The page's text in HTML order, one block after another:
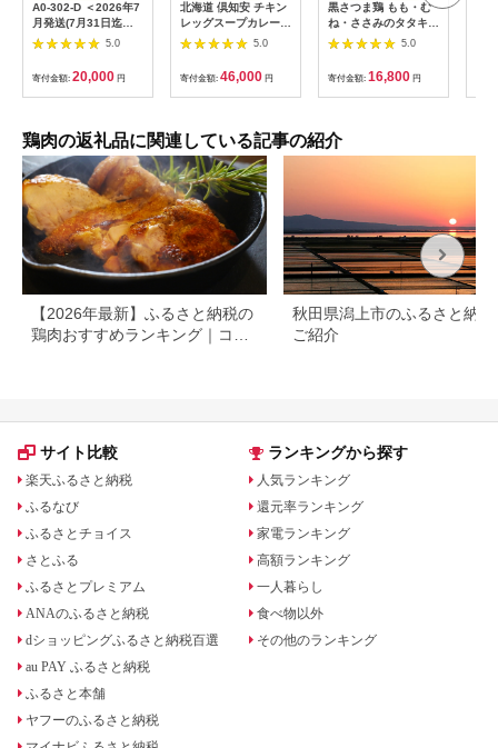
A0-302-D ＜2026年7
月発送(7月31日迄に
発送)＞三世代続く鶏
肉店の鶏刺し(計
2kg・200g×10パッ
ク)【海江田鶏肉店】
霧島市 鹿児島 国産 鳥
ムネ もも肉 むね肉 胸
肉 タタキ 刺身 セット
真空パック 醤油付き
おつまみ
5.0
寄付金額: 20,000 円
北海道 倶知安 チキン
レッグスープカレー
300g 20個 中辛 レト
ルト 食品 加工品 時短
チキン スープ カレー
詰め合わせ 野菜 じゃ
がいも 【お肉・加工
5.0
寄付金額: 46,000 円
黒さつま鶏 もも・む
ね・ささみのタタキセ
ット【配送不可地域：
5.0
寄付金額: 16,800 円
鶏肉の返礼品に関連している記事の紹介
【2026年最新】ふるさと納税の
鶏肉おすすめランキング｜コス
秋田県潟上市のふるさと納税
ご紹介
サイト比較
楽天ふるさと納税
ふるなび
ふるさとチョイス
さとふる
ふるさとプレミアム
ANAのふるさと納税
dショッピングふるさと納税百選
au PAY ふるさと納税
ふるさと本舗
ヤフーのふるさと納税
ランキングから探す
人気ランキング
還元率ランキング
家電ランキング
高額ランキング
一人暮らし
食べ物以外
その他のランキング